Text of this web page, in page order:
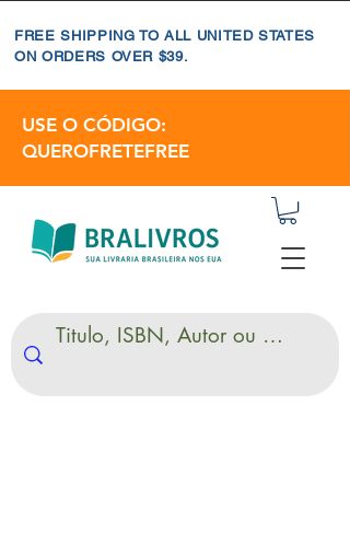
FREE SHIPPING TO ALL UNITED STATES
ON ORDERS OVER $39.
USE O CÓDIGO:
QUEROFRETEFREE